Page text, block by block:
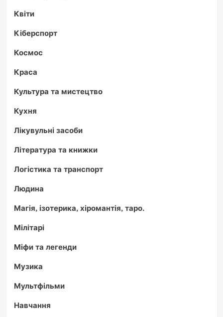
Квіти
Кіберспорт
Космос
Краса
Культура та мистецтво
Кухня
Лікувульні засоби
Література та книжки
Логістика та транспорт
Людина
Магія, ізотерика, хіромантія, таро.
Мілітарі
Міфи та легенди
Музика
Мультфільми
Навчання